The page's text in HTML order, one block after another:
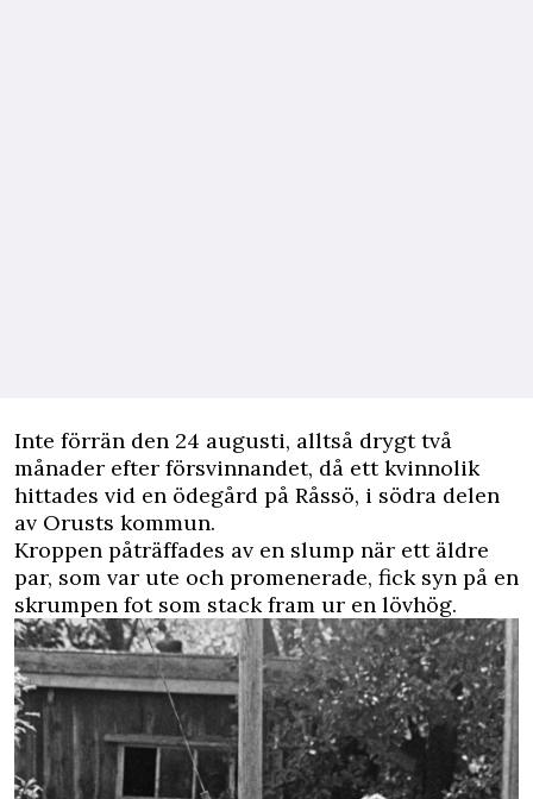
Inte förrän den 24 augusti, alltså drygt två
månader efter försvinnandet, då ett kvinnolik
hittades vid en ödegård på Råssö, i södra delen
av Orusts kommun.
Kroppen påträffades av en slump när ett äldre
par, som var ute och promenerade, fick syn på en
skrumpen fot som stack fram ur en lövhög.